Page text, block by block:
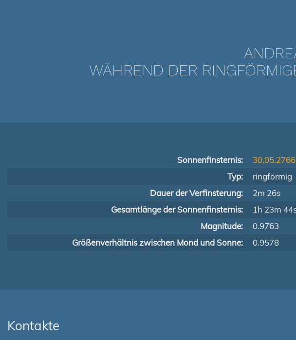
WÄHREND DER
Sonnenfinsternis:
30.05.2766
Typ:
ringförmig
Dauer der Verfinsterung:
2m 26s
Gesamtlänge der Sonnenfinsternis:
1h 23m
Magnitude:
0.9763
Größenverhältnis zwischen Mond und Sonne:
0.9578
Kontakte